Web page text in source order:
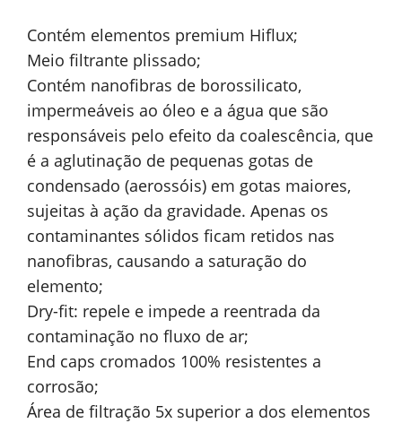
Contém elementos premium Hiflux;
Meio filtrante plissado;
Contém nanofibras de borossilicato,
impermeáveis ao óleo e a água que são
responsáveis pelo efeito da coalescência, que
é a aglutinação de pequenas gotas de
condensado (aerossóis) em gotas maiores,
sujeitas à ação da gravidade. Apenas os
contaminantes sólidos ficam retidos nas
nanofibras, causando a saturação do
elemento;
Dry-fit: repele e impede a reentrada da
contaminação no fluxo de ar;
End caps cromados 100% resistentes a
corrosão;
Área de filtração 5x superior a dos elementos